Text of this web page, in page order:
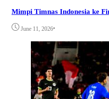
Mimpi Timnas Indonesia ke
June 11, 2026•